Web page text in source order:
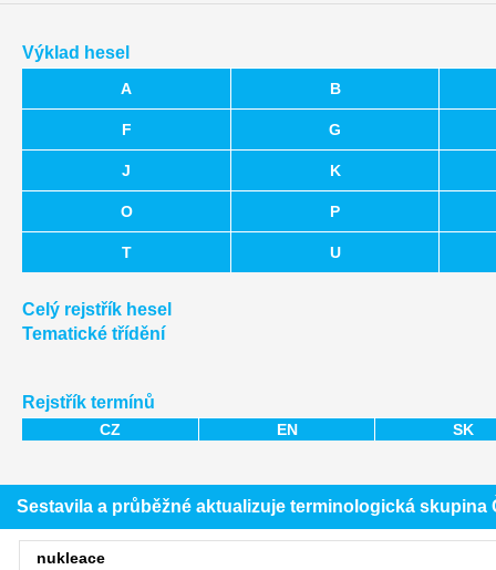
Výklad hesel
A B
F G
J K
O P
T U
Celý rejstřík hesel
Tematické třídění
Rejstřík termínů
CZ EN SK
Sestavila a průběžné aktualizuje terminologická
nukleace